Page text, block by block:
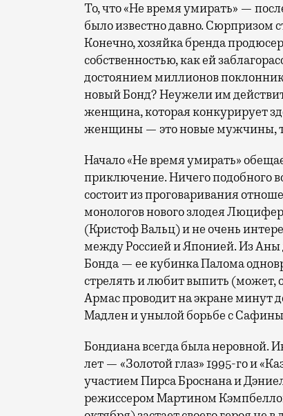
То, что «Не время умирать» —
было известно давно. Сюрпризом
Конечно, хозяйка бренда
собственностью, как ей
достоянием миллионов
новый Бонд? Неужели им
женщина, которая конкурирует
женщины — это новые мужчины,
Начало «Не время умирать»
приключение. Ничего подобного
состоит из проговаривания
монологов нового злодея
(Кристоф Вальц) и не очень
между Россией и Японией. Из Аны
Бонда — ее кубинка Палома
стрелять и любит выпить (может,
Армас проводит на экране минут
Мадлен и унылой борьбе с
Бондиана всегда была неровной.
лет — «Золотой глаз» 1995-го и
участием Пирса Броснана и
режиссером Мартином